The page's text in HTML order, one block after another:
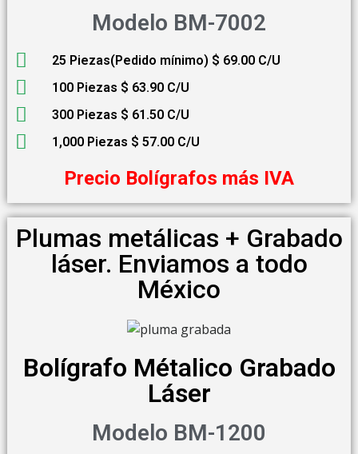
Modelo BM-7002
25 Piezas(Pedido mínimo) $ 69.00 C/U
100 Piezas $ 63.90 C/U
300 Piezas $ 61.50 C/U
1,000 Piezas $ 57.00 C/U
Precio Bolígrafos más IVA
Plumas metálicas + Grabado
láser. Enviamos a todo
México
Bolígrafo Métalico Grabado
Láser
Modelo BM-1200